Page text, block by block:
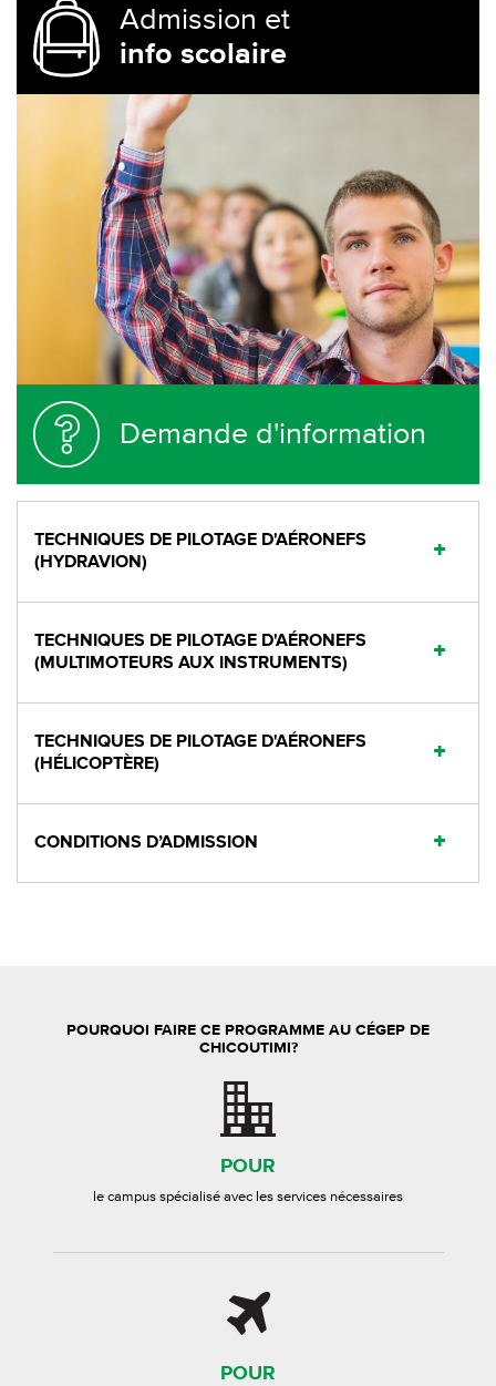
Admission et
info scolaire
Demande d'information
TECHNIQUES DE PILOTAGE D'AÉRONEFS
(HYDRAVION)
TECHNIQUES DE PILOTAGE D'AÉRONEFS
(MULTIMOTEURS AUX INSTRUMENTS)
TECHNIQUES DE PILOTAGE D'AÉRONEFS
(HÉLICOPTÈRE)
CONDITIONS D’ADMISSION
POURQUOI FAIRE CE PROGRAMME AU CÉGEP DE
CHICOUTIMI?
POUR
le campus spécialisé avec les services nécessaires
POUR